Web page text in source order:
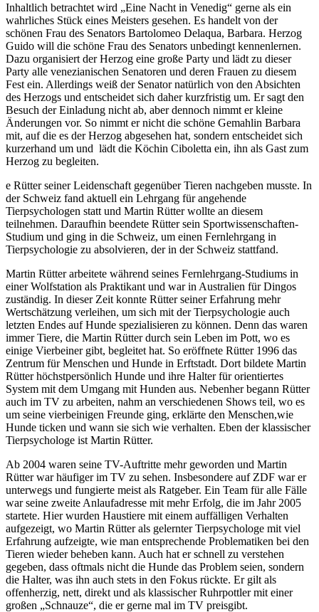
Inhaltlich betrachtet wird „Eine Nacht in Venedig“ gerne als ein
wahrliches Stück eines Meisters gesehen. Es handelt von der
schönen Frau des Senators Bartolomeo Delaqua, Barbara. Herzog
Guido will die schöne Frau des Senators unbedingt kennenlernen.
Dazu organisiert der Herzog eine große Party und lädt zu dieser
Party alle venezianischen Senatoren und deren Frauen zu diesem
Fest ein. Allerdings weiß der Senator natürlich von den Absichten
des Herzogs und entscheidet sich daher kurzfristig um. Er sagt den
Besuch der Einladung nicht ab, aber dennoch nimmt er kleine
Änderungen vor. So nimmt er nicht die schöne Gemahlin Barbara
mit, auf die es der Herzog abgesehen hat, sondern entscheidet sich
kurzerhand um und lädt die Köchin Ciboletta ein, ihn als Gast zum
Herzog zu begleiten.
e Rütter seiner Leidenschaft gegenüber Tieren nachgeben musste. In
der Schweiz fand aktuell ein Lehrgang für angehende
Tierpsychologen statt und Martin Rütter wollte an diesem
teilnehmen. Daraufhin beendete Rütter sein Sportwissenschaften-
Studium und ging in die Schweiz, um einen Fernlehrgang in
Tierpsychologie zu absolvieren, der in der Schweiz stattfand.
Martin Rütter arbeitete während seines Fernlehrgang-Studiums in
einer Wolfstation als Praktikant und war in Australien für Dingos
zuständig. In dieser Zeit konnte Rütter seiner Erfahrung mehr
Wertschätzung verleihen, um sich mit der Tierpsychologie auch
letzten Endes auf Hunde spezialisieren zu können. Denn das waren
immer Tiere, die Martin Rütter durch sein Leben im Pott, wo es
einige Vierbeiner gibt, begleitet hat. So eröffnete Rütter 1996 das
Zentrum für Menschen und Hunde in Erftstadt. Dort bildete Martin
Rütter höchstpersönlich Hunde und ihre Halter für orientiertes
System mit dem Umgang mit Hunden aus. Nebenher begann Rütter
auch im TV zu arbeiten, nahm an verschiedenen Shows teil, wo es
um seine vierbeinigen Freunde ging, erklärte den Menschen,wie
Hunde ticken und wann sie sich wie verhalten. Eben der klassischer
Tierpsychologe ist Martin Rütter.
Ab 2004 waren seine TV-Auftritte mehr geworden und Martin
Rütter war häufiger im TV zu sehen. Insbesondere auf ZDF war er
unterwegs und fungierte meist als Ratgeber. Ein Team für alle Fälle
war seine zweite Anlaufadresse mit mehr Erfolg, die im Jahr 2005
startete. Hier wurden Haustiere mit einem auffälligen Verhalten
aufgezeigt, wo Martin Rütter als gelernter Tierpsychologe mit viel
Erfahrung aufzeigte, wie man entsprechende Problematiken bei den
Tieren wieder beheben kann. Auch hat er schnell zu verstehen
gegeben, dass oftmals nicht die Hunde das Problem seien, sondern
die Halter, was ihn auch stets in den Fokus rückte. Er gilt als
offenherzig, nett, direkt und als klassischer Ruhrpottler mit einer
großen „Schnauze“, die er gerne mal im TV preisgibt.